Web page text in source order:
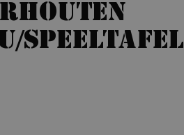
speeltafel